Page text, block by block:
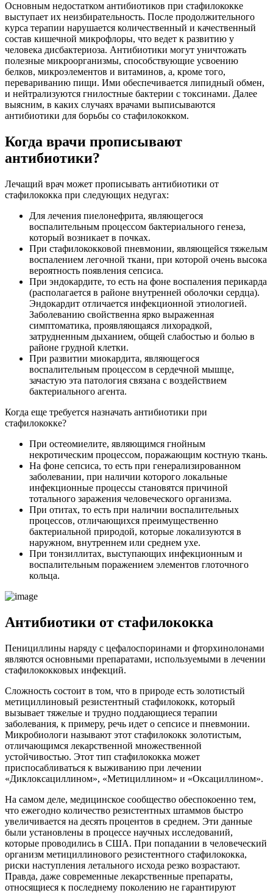
Основным недостатком антибиотиков при стафилококке
выступает их неизбирательность. После продолжительного
курса терапии нарушается количественный и качественный
состав кишечной микрофлоры, что ведет к развитию у
человека дисбактериоза. Антибиотики могут уничтожать
полезные микроорганизмы, способствующие усвоению
белков, микроэлементов и витаминов, а, кроме того,
перевариванию пищи. Ими обеспечивается липидный обмен,
и нейтрализуются гнилостные бактерии с токсинами. Далее
выясним, в каких случаях врачами выписываются
антибиотики для борьбы со стафилококком.
Когда врачи прописывают
антибиотики?
Лечащий врач может прописывать антибиотики от
стафилококка при следующих недугах:
Для лечения пиелонефрита, являющегося
воспалительным процессом бактериального генеза,
который возникает в почках.
При стафилококковой пневмонии, являющейся тяжелым
воспалением легочной ткани, при которой очень высока
вероятность появления сепсиса.
При эндокардите, то есть на фоне воспаления перикарда
(располагается в районе внутренней оболочки сердца).
Эндокардит отличается инфекционной этиологией.
Заболеванию свойственна ярко выраженная
симптоматика, проявляющаяся лихорадкой,
затрудненным дыханием, общей слабостью и болью в
районе грудной клетки.
При развитии миокардита, являющегося
воспалительным процессом в сердечной мышце,
зачастую эта патология связана с воздействием
бактериального агента.
Когда еще требуется назначать антибиотики при
стафилококке?
При остеомиелите, являющимся гнойным
некротическим процессом, поражающим костную ткань.
На фоне сепсиса, то есть при генерализированном
заболевании, при наличии которого локальные
инфекционные процессы становятся причиной
тотального заражения человеческого организма.
При отитах, то есть при наличии воспалительных
процессов, отличающихся преимущественно
бактериальной природой, которые локализуются в
наружном, внутреннем или среднем ухе.
При тонзиллитах, выступающих инфекционным и
воспалительным поражением элементов глоточного
кольца.
Антибиотики от стафилококка
Пенициллины наряду с цефалоспоринами и фторхинолонами
являются основными препаратами, используемыми в лечении
стафилококковых инфекций.
Сложность состоит в том, что в природе есть золотистый
метициллиновый резистентный стафилококк, который
вызывает тяжелые и трудно поддающиеся терапии
заболевания, к примеру, речь идет о сепсисе и пневмонии.
Микробиологи называют этот стафилококк золотистым,
отличающимся лекарственной множественной
устойчивостью. Этот тип стафилококка может
приспосабливаться к выживанию при лечении
«Диклоксациллином», «Метициллином» и «Оксациллином».
На самом деле, медицинское сообщество обеспокоенно тем,
что ежегодно количество резистентных штаммов быстро
увеличивается на десять процентов в среднем. Эти данные
были установлены в процессе научных исследований,
которые проводились в США. При попадании в человеческий
организм метициллинового резистентного стафилококка,
риски наступления летального исхода резко возрастают.
Правда, даже современные лекарственные препараты,
относящиеся к последнему поколению не гарантируют